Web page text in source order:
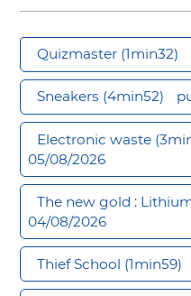
Quizmaster (1min32)
Sneakers (4min52)
Electronic waste
05/08/2026
The new gold :
04/08/2026
Thief School (1min59)